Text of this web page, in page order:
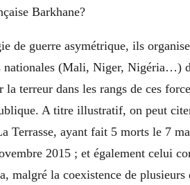
Barkhane?
de guerre asymétrique, ils
nationales (Mali, Niger, Nigéria…)
terreur dans les rangs de ces
A titre illustratif, on peut
Terrasse, ayant fait 5 morts le 7
2015 ; et également celui
malgré la coexistence de